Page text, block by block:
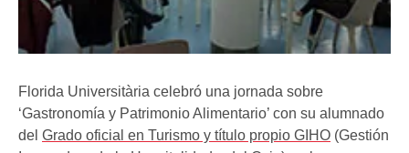
Florida Universitària celebró una jornada sobre
‘Gastronomía y Patrimonio Alimentario’ con su alumnado
del Grado oficial en Turismo y título propio GIHO (Gestión